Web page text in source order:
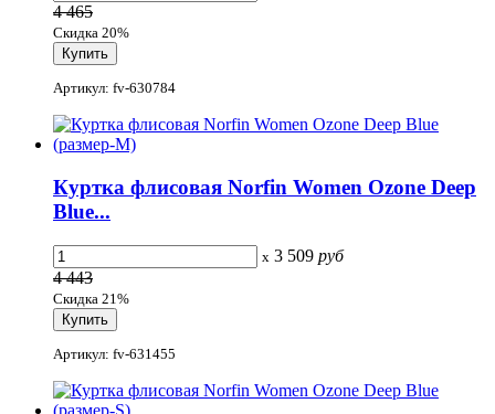
4 465
Скидка 20%
Артикул: fv-630784
Куртка флисовая Norfin Women Ozone Deep
Blue...
x 3 509 руб
4 443
Скидка 21%
Артикул: fv-631455